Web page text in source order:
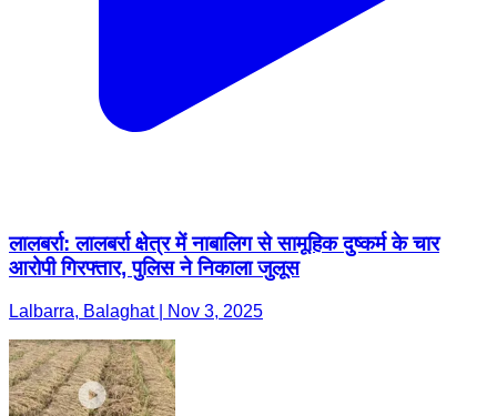
लालबर्रा: लालबर्रा क्षेत्र में नाबालिग से सामूहिक दुष्कर्म के चार
आरोपी गिरफ्तार, पुलिस ने निकाला जुलूस
Lalbarra, Balaghat | Nov 3, 2025